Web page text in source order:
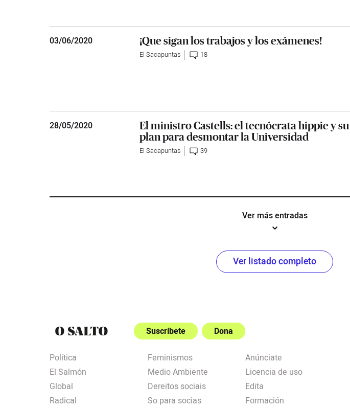
03/06/2020 ¡Que sigan los trabajos y los exámenes!
El Sacapuntas 18
28/05/2020
El ministro Castells: el tecnócrata hippie y su
plan para desmontar la Universidad
El Sacapuntas 39
Ver más entradas
Ver listado completo
Suscríbete Dona
Política
El Salmón
Global
Radical
Feminismos
Medio Ambiente
Dereitos sociais
So para socias
Anúnciate
Licencia de uso
Edita
Formación